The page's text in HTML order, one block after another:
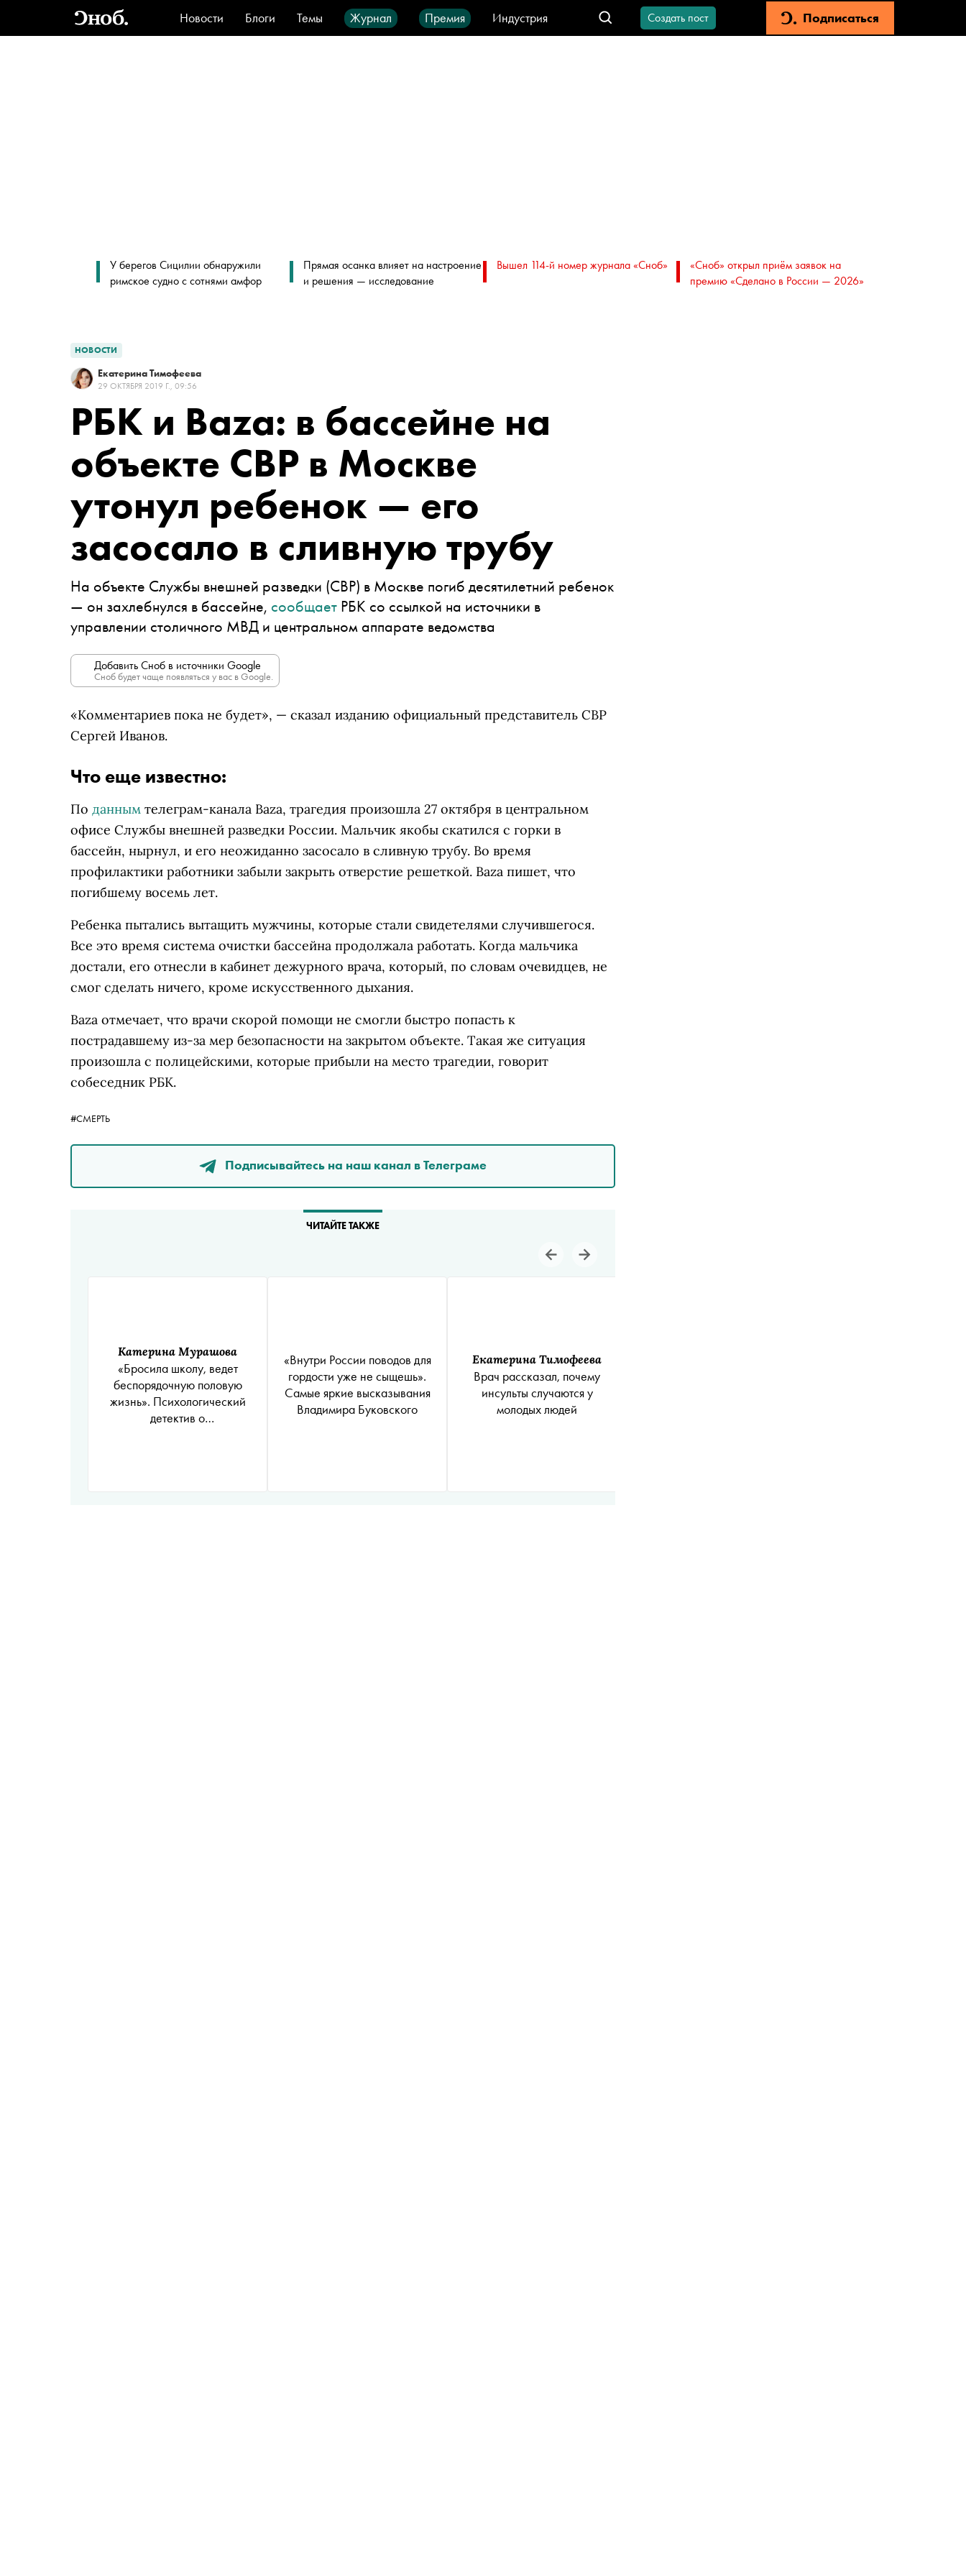
Новости Блоги Темы Журнал Премия
Индустрия
Стиль
Видео Город IT-продукты
Создать пост Подписаться
У берегов Сицилии обнаружили
римское судно с сотнями амфор
Прямая осанка влияет на настроение
и решения — исследование
Вышел 114-й номер журнала «Сноб»
«Сноб» открыл приём заявок на
премию «Сделано в России — 2026»
НОВОСТИ
Екатерина Тимофеева
29 ОКТЯБРЯ 2019 Г., 09:56
РБК и Baza: в бассейне на
объекте СВР в Москве
утонул ребенок — его
засосало в сливную трубу
На объекте Службы внешней разведки (СВР) в Москве погиб десятилетний ребенок
— он захлебнулся в бассейне, сообщает РБК со ссылкой на источники в
управлении столичного МВД и центральном аппарате ведомства
Добавить Сноб в источники Google
Сноб будет чаще появляться у вас в Google.
«Комментариев пока не будет», — сказал изданию официальный представитель СВР
Сергей Иванов.
Что еще известно:
По данным телеграм-канала Baza, трагедия произошла 27 октября в центральном
офисе Службы внешней разведки России. Мальчик якобы скатился с горки в
бассейн, нырнул, и его неожиданно засосало в сливную трубу. Во время
профилактики работники забыли закрыть отверстие решеткой. Baza пишет, что
погибшему восемь лет.
Ребенка пытались вытащить мужчины, которые стали свидетелями случившегося.
Все это время система очистки бассейна продолжала работать. Когда мальчика
достали, его отнесли в кабинет дежурного врача, который, по словам очевидцев, не
смог сделать ничего, кроме искусственного дыхания.
Baza отмечает, что врачи скорой помощи не смогли быстро попасть к
пострадавшему из-за мер безопасности на закрытом объекте. Такая же ситуация
произошла с полицейскими, которые прибыли на место трагедии, говорит
собеседник РБК.
#СМЕРТЬ
Подписывайтесь на наш канал в Телеграме
ЧИТАЙТЕ ТАКЖЕ
Катерина Мурашова
«Бросила школу, ведет
беспорядочную половую
жизнь». Психологический
детектив о
«Внутри России поводов для
гордости уже не сыщешь».
Самые яркие высказывания
Владимира Буковского
Екатерина Тимофеева
Врач рассказал, почему
инсульты случаются у
молодых людей